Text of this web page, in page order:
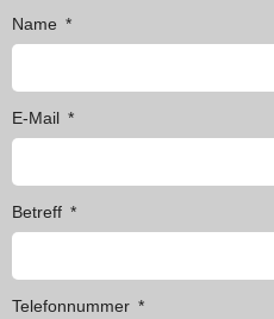
Name
E-Mail
Betreff
Telefonnummer